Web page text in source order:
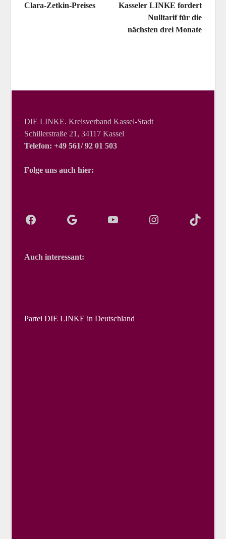
Clara-Zetkin-Preises
Kasseler LINKE fordert
Nulltarif für die
nächsten drei Monate
DIE LINKE. Kreisverband Kassel-Stadt
Schillerstraße 21, 34117 Kassel
Telefon: +49 561/ 92 01 503
Folge uns auch hier:
Auch interessant:
Partei DIE LINKE in Deutschland